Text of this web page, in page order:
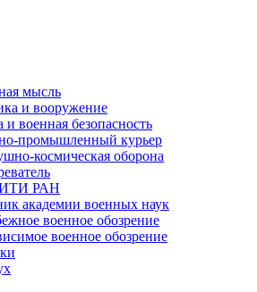
мысль
и вооружение
и военная безопасность
промышленный курьер
космическая оборона
РАН
академии военных наук
военное обозрение
военное обозрение